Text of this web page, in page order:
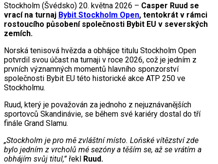
Stockholm (Švédsko) 20. května 2026 – Casper Ruud se
vrací na turnaj Bybit Stockholm Open, tentokrát v rámci
rostoucího působení společnosti Bybit EU v severských
zemích.
Norská tenisová hvězda a obhájce titulu Stockholm Open
potvrdil svou účast na turnaji v roce 2026, což je jedním z
prvních významných momentů hlavního sponzorství
společnosti Bybit EU této historické akce ATP 250 ve
Stockholmu.
Ruud, který je považován za jednoho z nejuznávanějších
sportovců Skandinávie, se během své kariéry dostal do tří
finále Grand Slamu.
„Stockholm je pro mě zvláštní místo. Loňské vítězství zde
bylo jedním z vrcholů mé sezóny a těším se, až se vrátím a
obhájím svůj titul,” řekl Ruud.